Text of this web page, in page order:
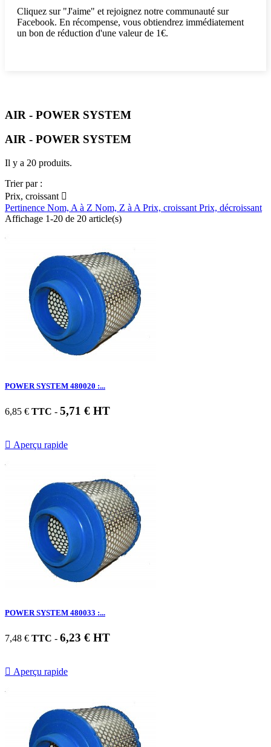
Cliquez sur "J'aime" et rejoignez notre communauté sur
Facebook. En récompense, vous obtiendrez immédiatement
un bon de réduction d'une valeur de 1€.
AIR - POWER SYSTEM
AIR - POWER SYSTEM
Il y a 20 produits.
Trier par :
Prix, croissant 
Pertinence Nom, A à Z Nom, Z à A Prix, croissant Prix, décroissant
Affichage 1-20 de 20 article(s)
POWER SYSTEM 480020 :...
6,85 € TTC - 5,71 € HT
 Aperçu rapide
POWER SYSTEM 480033 :...
7,48 € TTC - 6,23 € HT
 Aperçu rapide